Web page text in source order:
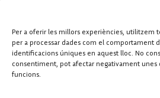
Per a oferir les millors experiències, utilitzem
per a processar dades com el comportament
identificacions úniques en aquest lloc. No
consentiment, pot afectar negativament unes
funcions.